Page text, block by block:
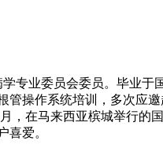
专业委员会委员。毕业于
管操作系统培训，多次应
，在马来西亚槟城举行的
喜爱。